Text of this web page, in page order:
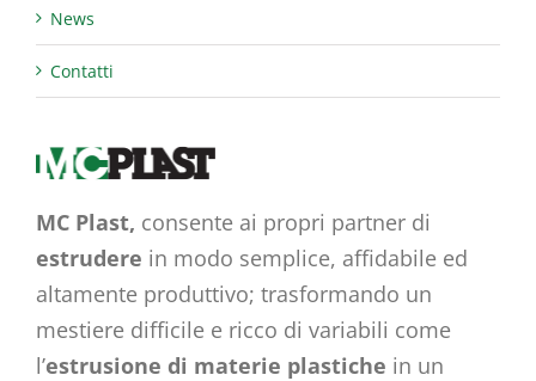
News
Contatti
MC Plast, consente ai propri partner di
estrudere in modo semplice, affidabile ed
altamente produttivo; trasformando un
mestiere difficile e ricco di variabili come
l’estrusione di materie plastiche in un